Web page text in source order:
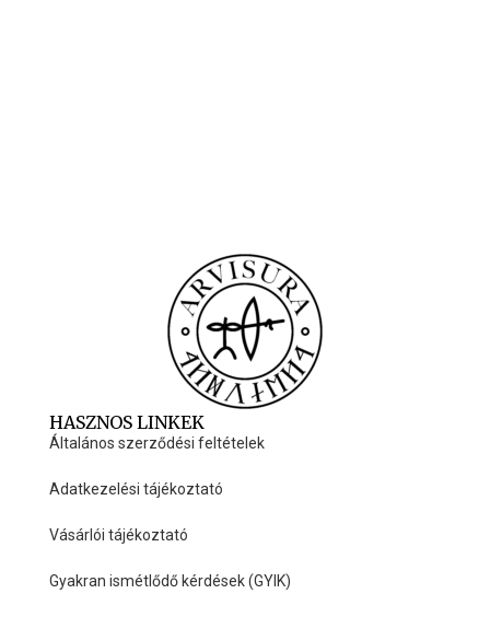
HASZNOS LINKEK
Általános szerződési feltételek
Adatkezelési tájékoztató
Vásárlói tájékoztató
Gyakran ismétlődő kérdések (GYIK)